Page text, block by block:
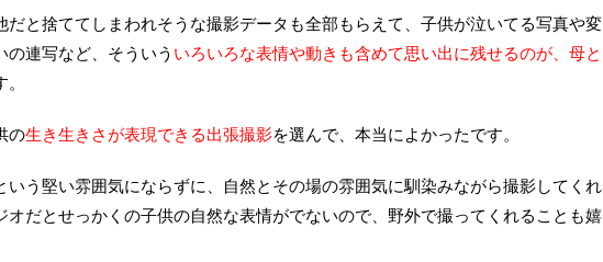
だと捨ててしまわれそうな撮影データも全部もらえて、子供が泣いてる写真や変
の連写など、そういう いろいろな表情や動きも含めて思い出に残せるのが、母と
の生き生きさが表現できる出張撮影を選んで、本当によかったです。
いう堅い雰囲気にならずに、自然とその場の雰囲気に馴染みながら撮影してくれ
オだとせっかくの子供の自然な表情がでないので、野外で撮ってくれることも嬉